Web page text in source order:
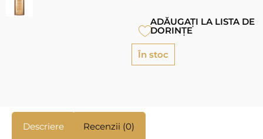
ADĂUGAȚI LA LISTA DE
DORINȚE
În stoc
Descriere Recenzii (0)